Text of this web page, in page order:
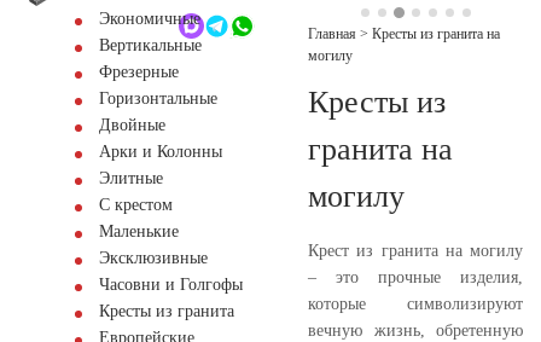
Обратный звонокЭкономичные
Вертикальные
Фрезерные
Горизонтальные
Двойные
Арки и Колонны
Элитные
С крестом
Маленькие
Эксклюзивные
Часовни и Голгофы
Кресты из гранита
Европейские
Главная > Кресты из гранита на
могилу
Кресты из
гранита на
могилу
Крест из гранита на могилу
– это прочные изделия,
которые символизируют
вечную жизнь, обретенную